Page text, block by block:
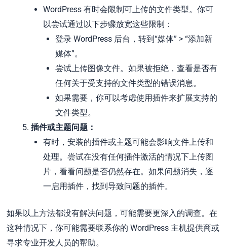
WordPress 有时会限制可上传的文件类型。你可
以尝试通过以下步骤放宽这些限制：
登录 WordPress 后台，转到“媒体” > “添加新
媒体”。
尝试上传图像文件。如果被拒绝，查看是否有
任何关于受支持的文件类型的错误消息。
如果需要，你可以考虑使用插件来扩展支持的
文件类型。
插件或主题问题：
有时，安装的插件或主题可能会影响文件上传和
处理。尝试在没有任何插件激活的情况下上传图
片，看看问题是否仍然存在。如果问题消失，逐
一启用插件，找到导致问题的插件。
如果以上方法都没有解决问题，可能需要更深入的调查。在
这种情况下，你可能需要联系你的 WordPress 主机提供商或
寻求专业开发人员的帮助。